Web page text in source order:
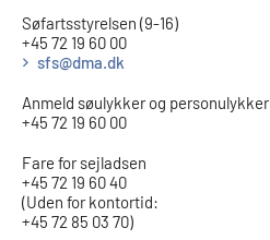
Søfartsstyrelsen (9-16)
+45 72 19 60 00
sfs@dma.dk
Anmeld søulykker og personulykker
+45 72 19 60 00
Fare for sejladsen
+45 72 19 60 40
(Uden for kontortid:
+45 72 85 03 70)